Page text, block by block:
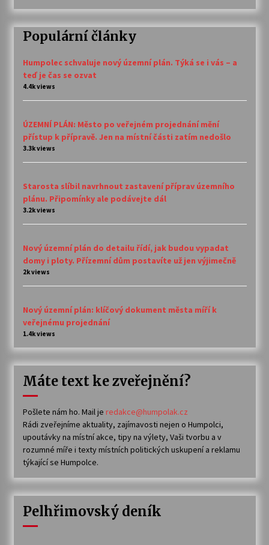
Populární články
Humpolec schvaluje nový územní plán. Týká se i vás – a
teď je čas se ozvat
4.4k views
ÚZEMNÍ PLÁN: Město po veřejném projednání mění
přístup k přípravě. Jen na místní části zatím nedošlo
3.3k views
Starosta slíbil navrhnout zastavení příprav územního
plánu. Připomínky ale podávejte dál
3.2k views
Nový územní plán do detailu řídí, jak budou vypadat
domy i ploty. Přízemní dům postavíte už jen výjimečně
2k views
Nový územní plán: klíčový dokument města míří k
veřejnému projednání
1.4k views
Máte text ke zveřejnění?
Pošlete nám ho. Mail je redakce@humpolak.cz
Rádi zveřejníme aktuality, zajímavosti nejen o Humpolci,
upoutávky na místní akce, tipy na výlety, Vaši tvorbu a v
rozumné míře i texty místních politických uskupení a reklamu
týkající se Humpolce.
Pelhřimovský deník